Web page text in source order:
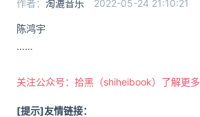
作者： 淘漉音乐 2022-05-24 21:10:21
陈鸿宇
……
关注公众号：拾黑（shiheibook）了解更多
[提示]友情链接：